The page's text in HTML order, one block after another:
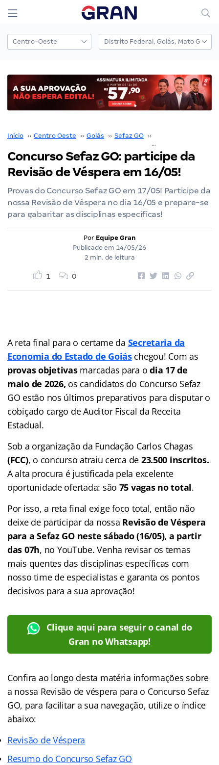
Início ›› Centro Oeste ›› Goiás ›› Sefaz GO ››
Concurso Sefaz GO: participe da
Revisão de Véspera em 16/05!
Provas do Concurso Sefaz GO em 17/05! Participe da
nossa Revisão de Véspera no dia 16/05 e prepare-se
para gabaritar as disciplinas específicas!
Por Equipe Gran
Publicado em 14/05/26
2 min. de leitura
1 0
A reta final para o certame da Secretaria da
Economia do Estado de Goiáschegou! Com as
provas objetivasmarcadas para odia 17 de
maio de 2026, os candidatos do Concurso Sefaz
GO estão nos últimos preparativos para disputar o
cobiçado cargo de Auditor Fiscal da Receita
Estadual.
Sob a organização da Fundação Carlos Chagas
(FCC), o concurso atraiu cerca de 23.500 inscritos.
A alta procura é justificada pela excelente
oportunidade ofertada: são 75 vagas no total.
Por isso, a reta final exige foco total, então não
deixe de participar da nossa Revisão de Véspera
para a Sefaz GO neste sábado (16/05), a partir
das 07h, no YouTube. Venha revisar os temas
mais quentes das disciplinas específicas com
nosso time de especialistas e garanta os pontos
decisivos para a sua aprovação!
Clique aqui para seguir o canal do
Gran no Whatsapp!
Confira ao longo desta matéria informações sobre
a nossa Revisão de véspera para o Concurso Sefaz
GO, para facilitar a sua navegação, utilize o índice
abaixo:
Revisão de Véspera
Resumo do Concurso Sefaz GO